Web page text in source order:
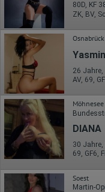
80D, KF
ZK, BV,
Osnabrück
AV, 69,
Möhnesee
DIANA
Soest
Martin-